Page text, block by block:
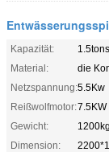
Kapazität:
Material:
die
Netzspannung:5.5Kw
Reißwolfmotor:7.5KW
Gewicht:
1200kg
Dimension: